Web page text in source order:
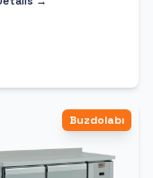
Buzdolabı